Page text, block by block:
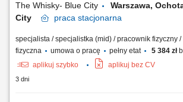
The Whisky- Blue City
Warszawa,
City
praca stacjonarna
specjalista / specjalistka (mid) / pracownik fizyczny
fizyczna
umowa o pracę pełny etat 5 384 zł
aplikuj szybko
aplikuj bez CV
3 dni